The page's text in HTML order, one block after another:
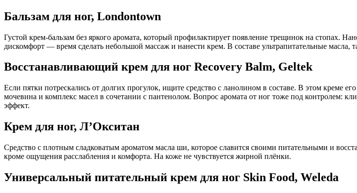
Бальзам для ног, Londontown
Густой крем‑бальзам без яркого аромата, который профилактирует появление трещинок на стопах.
дискомфорт — время сделать небольшой массаж и нанести крем. В составе ультрапитательные масла,
Восстанавливающий крем для ног Recovery Balm, Geltek
Если пятки потрескались от долгих прогулок, ищите средство с ланолином в составе. В этом
мочевина и комплекс масел в сочетании с пантенолом. Вопрос аромата от ног тоже под контролем:
эффект.
Крем для ног, Л’Окситан
Средство с плотным сладковатым ароматом масла ши, которое славится своими питательными и
кроме ощущения расслабления и комфорта. На коже не чувствуется жирной плёнки.
Универсальный питательный крем для ног Skin Food, Weleda